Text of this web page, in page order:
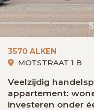
VACATURES
3570 ALKEN
MOTSTRAAT 1 B
Veelzijdig
appartement:
investeren onder